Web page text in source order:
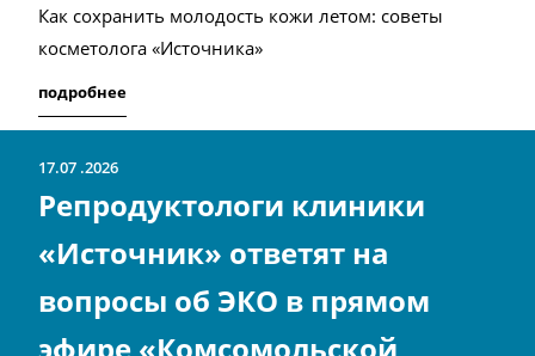
Как сохранить молодость кожи летом: советы
косметолога «Источника»
подробнее
17.07 2026
Репродуктологи клиники
«Источник» ответят на
вопросы об ЭКО в прямом
эфире «Комсомольской